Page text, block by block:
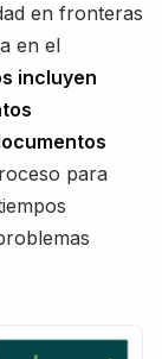
en fronteras
en el
incluyen
para